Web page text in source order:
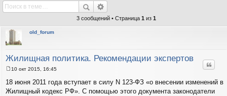
3 сообщений • Страница 1 из 1
old_forum
Жилищная политика. Рекомендации экспертов
о
о
б
10 окт 2015, 16:45
18 июня 2011 года вступает в силу N 123-ФЗ «о внесении изменений в
Жилищный кодекс РФ». С помощью этого документа законодатели